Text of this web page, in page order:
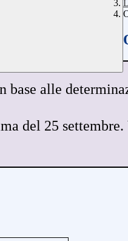
alle
del 25 settembre.